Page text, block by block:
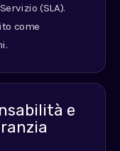
(SLA).
come
e